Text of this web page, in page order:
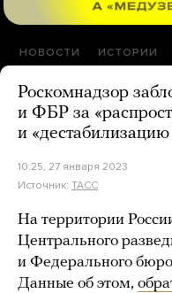
НОВОСТИ ИСТОРИИ
Роскомнадзор
и ФБР за
и
10:25, 27 января 2023
Источник: ТАСС
На территории
Центрального
и Федерального
Данные об этом,